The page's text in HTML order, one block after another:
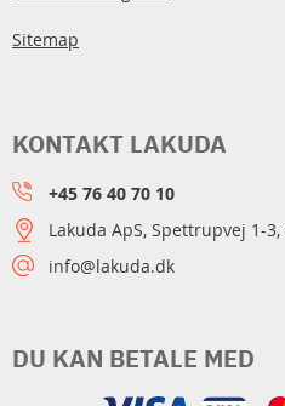
Sitemap
DU KAN BETALE MED
KONTAKT LAKUDA
+45 76 40 70 10
Lakuda ApS, Spettrupvej 1-
info@lakuda.dk